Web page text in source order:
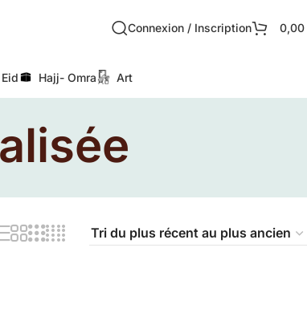
Connexion / Inscription 0,00
Hajj- Omra Art